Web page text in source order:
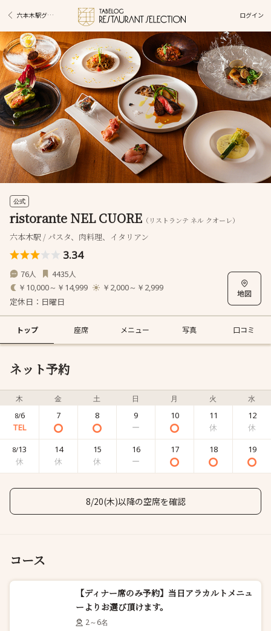
六本木駅グルメ ログイン
公式
ristorante NEL CUORE （リストランテ ネル クオーレ）
六本木駅 / パスタ、肉料理、イタリアン
3.34
76人 4435人
￥10,000～￥14,999 ￥2,000～￥2,999
定休日：日曜日
トップ 座席 メニュー 写真 口コミ
ネット予約
木 金 土 日 月 火 水
8/6 7 8 9 10 11 12
8/13 14 15 16 17 18 19
8/20(木)以降の空席を確認
コース
【ディナー席のみ予約】当日アラカルトメニュ
ーよりお選び頂けます。
2～6名